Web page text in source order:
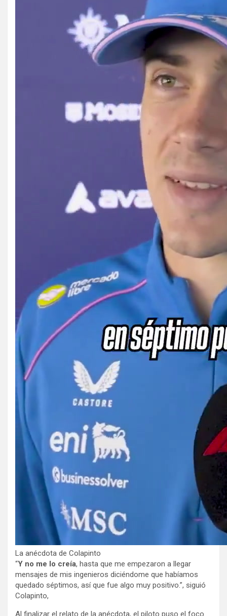
La anécdota de Colapinto
“Y no me lo creía, hasta que me empezaron a llegar
mensajes de mis ingenieros diciéndome que habíamos
quedado séptimos, así que fue algo muy positivo.”, siguió
Colapinto,
Al finalizar el relato de la anécdota, el piloto puso el foco